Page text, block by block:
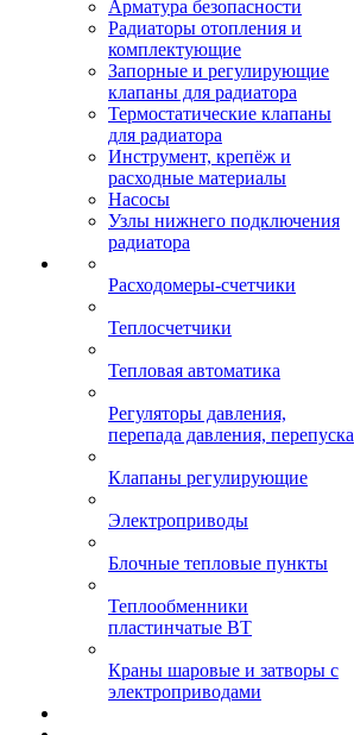
Арматура безопасности
Радиаторы отопления и
комплектующие
Запорные и регулирующие
клапаны для радиатора
Термостатические клапаны
для радиатора
Инструмент, крепёж и
расходные материалы
Насосы
Узлы нижнего подключения
радиатора
Расходомеры-счетчики
Теплосчетчики
Тепловая автоматика
Регуляторы давления,
перепада давления, перепуска
Клапаны регулирующие
Электроприводы
Блочные тепловые пункты
Теплообменники
пластинчатые ВТ
Краны шаровые и затворы с
электроприводами